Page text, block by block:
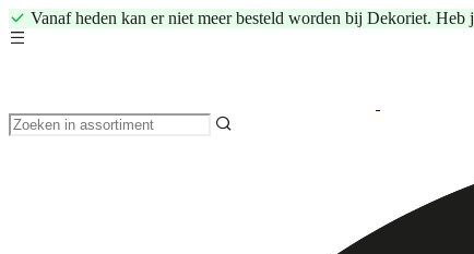
Vanaf heden kan er niet meer besteld worden bij Dekoriet.